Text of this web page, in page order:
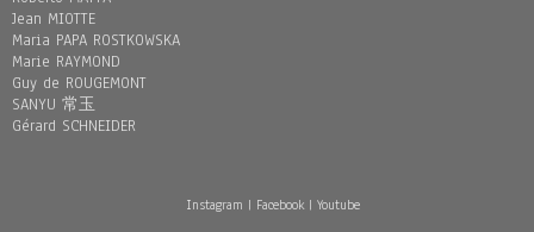
Jean MIOTTE
Maria PAPA ROSTKOWSKA
Marie RAYMOND
Guy de ROUGEMONT
SANYU 常玉
Gérard SCHNEIDER
Instagram | Facebook| Youtube